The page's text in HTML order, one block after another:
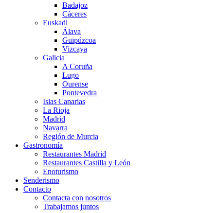
Badajoz
Cáceres
Euskadi
Álava
Guipúzcoa
Vizcaya
Galicia
A Coruña
Lugo
Ourense
Pontevedra
Islas Canarias
La Rioja
Madrid
Navarra
Región de Murcia
Gastronomía
Restaurantes Madrid
Restaurantes Castilla y León
Enoturismo
Senderismo
Contacto
Contacta con nosotros
Trabajamos juntos